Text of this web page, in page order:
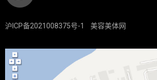
沪ICP备2021008375号-1 美容美体网